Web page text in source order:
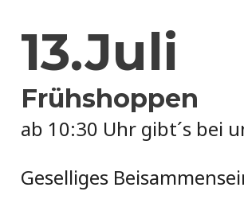
13.Juli
Frühshoppen
ab 10:30 Uhr gibt´s bei
Geselliges